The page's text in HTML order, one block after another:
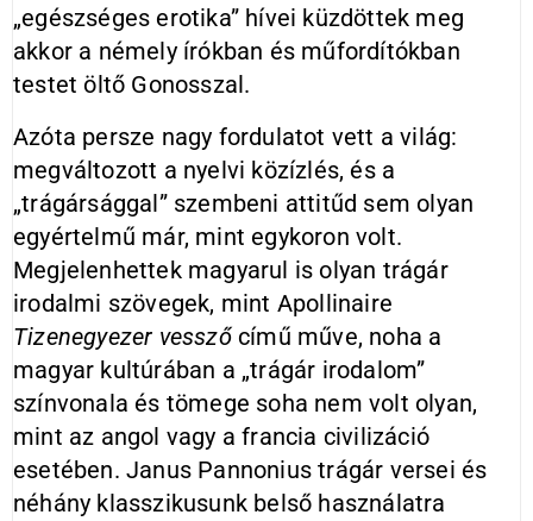
„egészséges erotika” hívei küzdöttek meg
akkor a némely írókban és műfordítókban
testet öltő Gonosszal.
Azóta persze nagy fordulatot vett a világ:
megváltozott a nyelvi közízlés, és a
„trágársággal” szembeni attitűd sem olyan
egyértelmű már, mint egykoron volt.
Megjelenhettek magyarul is olyan trágár
irodalmi szövegek, mint Apollinaire
Tizenegyezer vessző című műve, noha a
magyar kultúrában a „trágár irodalom”
színvonala és tömege soha nem volt olyan,
mint az angol vagy a francia civilizáció
esetében. Janus Pannonius trágár versei és
néhány klasszikusunk belső használatra